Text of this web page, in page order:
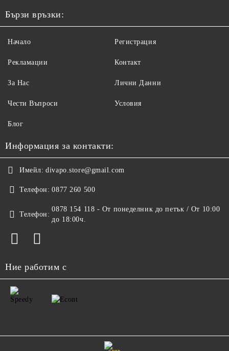
Бързи връзки:
Начало
Рекламации
За Нас
Чести Въпроси
Регистрация
Контакт
Лични Данни
Условия
Блог
Информация за контакти:
Имейл: divapo.store@gmail.com
Телефон: 0877 260 500
Телефон:
0878 154 118 - От понеделник до петък / От 10:00
до 18:00ч.
Ние работим с